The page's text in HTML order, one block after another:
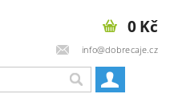
info@dobrecaje.cz
0 Kč